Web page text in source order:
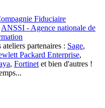
Fiduciaire
ANSSI - Agence nationale de
partenaires : Sage,
Packard Enterprise,
, Fortinetet bien d'autres !